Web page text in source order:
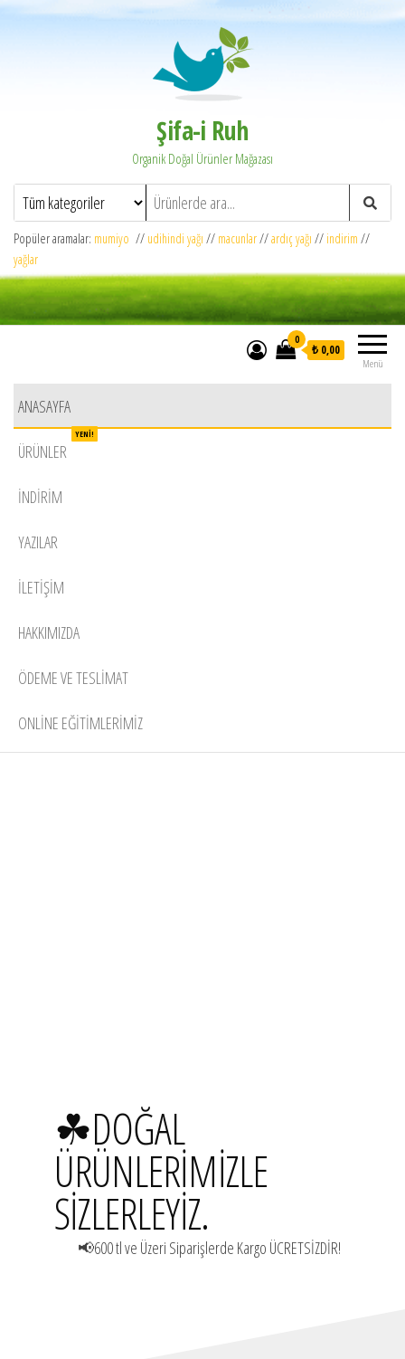
Şifa-i Ruh
Organik Doğal Ürünler Mağazası
Popüler aramalar: mumiyo // udihindi yağı // macunlar//ardıç yağı // indirim //
yağlar
Menü
0
₺ 0,00
ANASAYFA
ÜRÜNLER
YENI!
İNDIRIM
YAZILAR
İLETIŞIM
HAKKIMIZDA
ÖDEME VE TESLIMAT
ONLINE EĞITIMLERIMIZ
☘DOĞAL
ÜRÜNLERIMIZLE
SIZLERLEYIZ.
📢600 tl ve Üzeri Siparişlerde Kargo ÜCRETSİZDİR!